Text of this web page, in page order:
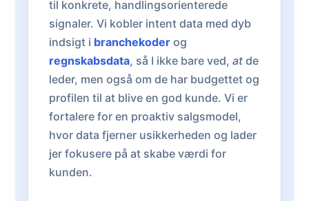
til konkrete, handlingsorienterede
signaler. Vi kobler intent data med dyb
indsigt i branchekoder og
regnskabsdata, så I ikke bare ved, at de
leder, men også om de har budgettet og
profilen til at blive en god kunde. Vi er
fortalere for en proaktiv salgsmodel,
hvor data fjerner usikkerheden og lader
jer fokusere på at skabe værdi for
kunden.